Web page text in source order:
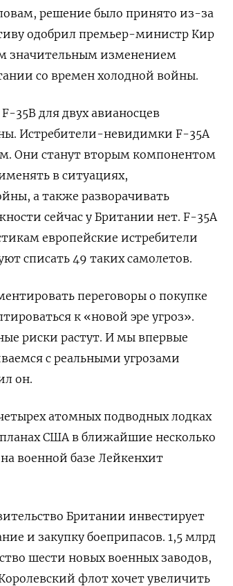
решение было принято из-за
одобрил премьер-министр Кир
значительным изменением
со времен холодной войны.
35B для двух авианосцев
Истребители-невидимки F-35A
Они станут вторым компонентом
в ситуациях,
а также разворачивать
сейчас у Британии нет. F-35A
европейские истребители
списать 49 таких самолетов.
переговоры о покупке
к «новой эре угроз».
риски растут. И мы впервые
с реальными угрозами
он.
атомных подводных лодках
США в ближайшие несколько
военной базе Лейкенхит
Британии инвестирует
и закупку боеприпасов. 1,5 млрд
шести новых военных заводов,
флот хочет увеличить